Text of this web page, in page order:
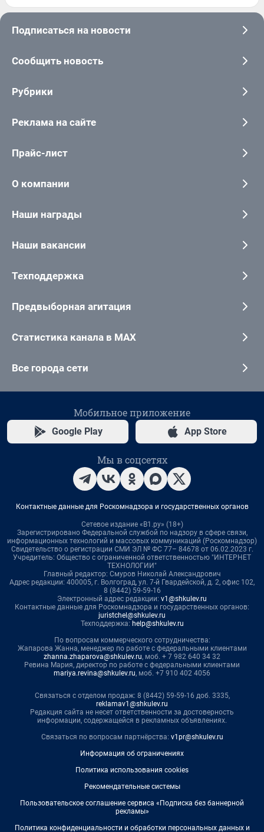
Подписаться на новости
Сообщить новость
Рубрики
Реклама на сайте
Прайс-лист
О компании
Наши награды
Наши вакансии
Техподдержка
Предвыборная агитация
Статистика канала в MAX
Все города сети
Мобильное приложение
Google Play App Store
Мы в соцсетях
Контактные данные для Роскомнадзора и государственных органов
Сетевое издание «В1.ру» (18+)
Зарегистрировано Федеральной службой по надзору в сфере связи,
информационных технологий и массовых коммуникаций (Роскомнадзор)
Свидетельство о регистрации СМИ ЭЛ № ФС 77– 84678 от 06.02.2023 г.
Учредитель: Общество с ограниченной ответственностью "ИНТЕРНЕТ
ТЕХНОЛОГИИ"
Главный редактор: Смуров Николай Александрович
Адрес редакции: 400005, г. Волгоград, ул. 7-й Гвардейской, д. 2, офис 102,
8 (8442) 59-59-16
Электронный адрес редакции: v1@shkulev.ru
Контактные данные для Роскомнадзора и государственных органов:
juristchel@shkulev.ru
Техподдержка: help@shkulev.ru
По вопросам коммерческого сотрудничества:
Жапарова Жанна, менеджер по работе с федеральными клиентами
zhanna.zhaparova@shkulev.ru, моб. + 7 982 640 34 32
Ревина Мария, директор по работе с федеральными клиентами
mariya.revina@shkulev.ru, моб. +7 910 402 4056
Связаться с отделом продаж: 8 (8442) 59-59-16 доб. 3335,
reklamav1@shkulev.ru
Редакция сайта не несет ответственности за достоверность
информации, содержащейся в рекламных объявлениях.
Связаться по вопросам партнёрства: v1pr@shkulev.ru
Информация об ограничениях
Политика использования cookies
Рекомендательные системы
Пользовательское соглашение сервиса «Подписка без баннерной
рекламы»
Политика конфиденциальности и обработки персональных данных и